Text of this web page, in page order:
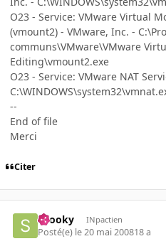
O23 - Service: VMware Virtual
(vmount2) - VMware, Inc. -
communs\VMware\VMware
Editing\vmount2.exe
O23 - Service: VMware NAT
--
End of file
Merci
Citer
snooky INpactien
Posté(e) le 20 mai 200818 a